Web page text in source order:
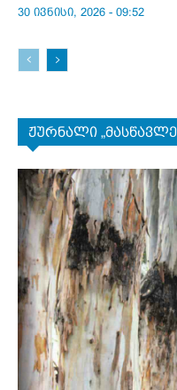
30 ივნისი, 2026 - 09:52
ჟურნალი